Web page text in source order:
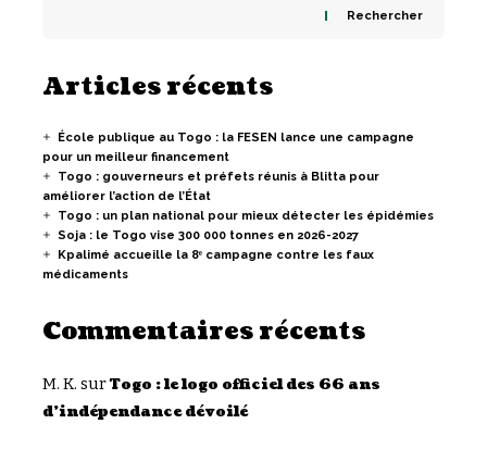
Rechercher
Articles récents
École publique au Togo : la FESEN lance une campagne
pour un meilleur financement
Togo : gouverneurs et préfets réunis à Blitta pour
améliorer l’action de l’État
Togo : un plan national pour mieux détecter les épidémies
Soja : le Togo vise 300 000 tonnes en 2026-2027
Kpalimé accueille la 8ᵉ campagne contre les faux
médicaments
Commentaires récents
M. K. surTogo : le logo officiel des 66 ans
d’indépendance dévoilé